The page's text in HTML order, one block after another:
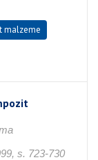
malzeme
s. 723-730